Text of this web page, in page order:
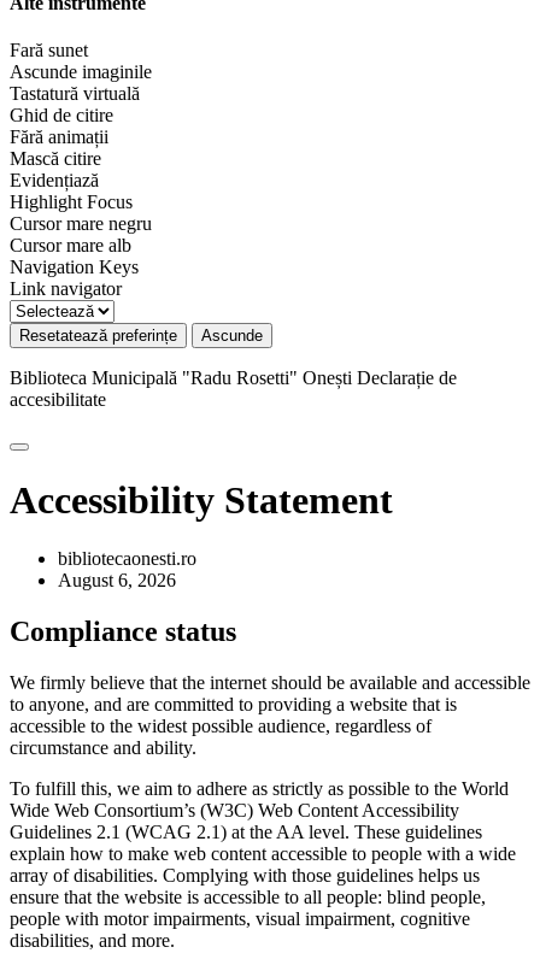
Fară sunet
Ascunde imaginile
Tastatură virtuală
Ghid de citire
Fără animații
Mască citire
Evidențiază
Highlight Focus
Cursor mare negru
Cursor mare alb
Navigation Keys
Link navigator
Resetatează preferințe Ascunde
Biblioteca Municipală "Radu Rosetti" Onești Declarație de
accesibilitate
Accessibility Statement
bibliotecaonesti.ro
August 6, 2026
Compliance status
We firmly believe that the internet should be available and accessible
to anyone, and are committed to providing a website that is
accessible to the widest possible audience, regardless of
circumstance and ability.
To fulfill this, we aim to adhere as strictly as possible to the World
Wide Web Consortium’s (W3C) Web Content Accessibility
Guidelines 2.1 (WCAG 2.1) at the AA level. These guidelines
explain how to make web content accessible to people with a wide
array of disabilities. Complying with those guidelines helps us
ensure that the website is accessible to all people: blind people,
people with motor impairments, visual impairment, cognitive
disabilities, and more.